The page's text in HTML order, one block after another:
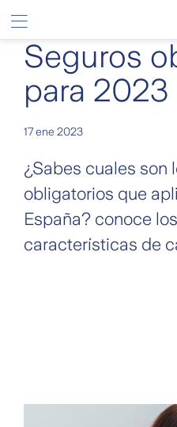
Saltar al contenido principal
Seguros
para 2023
17 ene 2023
¿Sabes cuales son
obligatorios que
España? conoce
características de